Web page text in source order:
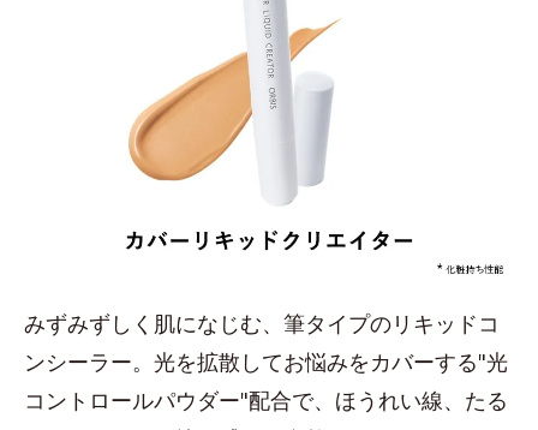
みずみずしく肌になじむ、筆タイプのリキッドコ
ンシーラー。光を拡散してお悩みをカバーする"光
コントロールパウダー"配合で、ほうれい線、たる